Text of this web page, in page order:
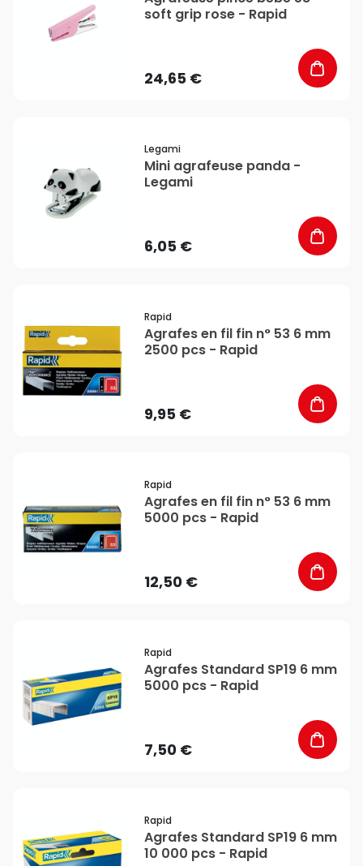
soft grip rose - Rapid
24,65 €
Legami
Mini agrafeuse panda -
Legami
6,05 €
Rapid
Agrafes en fil fin n° 53 6 mm
2500 pcs - Rapid
9,95 €
Rapid
Agrafes en fil fin n° 53 6 mm
5000 pcs - Rapid
12,50 €
Rapid
Agrafes Standard SP19 6 mm
5000 pcs - Rapid
7,50 €
Rapid
Agrafes Standard SP19 6 mm
10 000 pcs - Rapid